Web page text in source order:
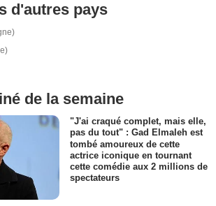
d'autres pays
de la semaine
"J'ai craqué complet, mais elle,
pas du tout" : Gad Elmaleh est
tombé amoureux de cette
actrice iconique en tournant
cette comédie aux 2 millions de
spectateurs